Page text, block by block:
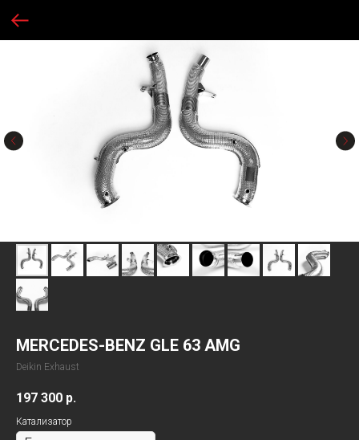
MERCEDES-BENZ GLE 63 AMG
Deikin Exhaust
197 300 р.
Катализатор